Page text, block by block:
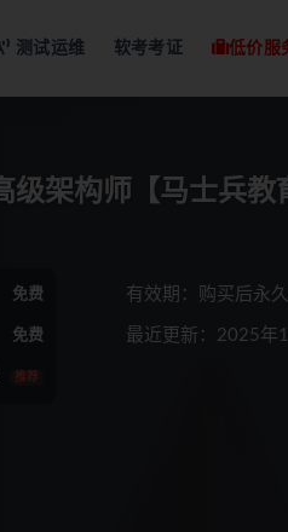
测试运维 软考考证 低价服
架构师【马士兵教
免费
免费
推荐
有效期：购买后永
最近更新：2025年